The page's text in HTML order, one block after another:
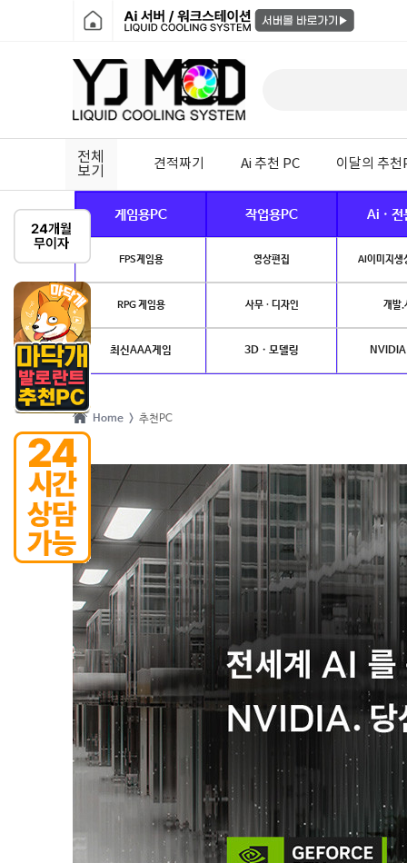
전체
보기
견적짜기 Ai 추천 PC 이달의 추천
게임용PC 작업용PC Ai · 전
FPS게임용 영상편집 AI이미지생
RPG 게임용 사무 · 디자인 개발.
최신AAA게임 3D · 모델링
Home > 추천PC